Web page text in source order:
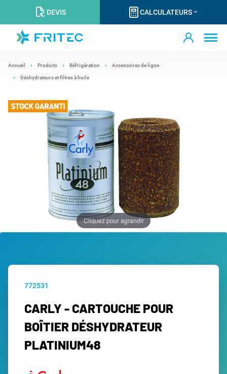
DEVIS CALCULATEURS
Accueil Produits Réfrigération Accessoires de ligne
Déshydrateurs et filtres à huile
Cliquez pour agrandir
772531
CARLY - CARTOUCHE POUR
BOÎTIER DÉSHYDRATEUR
PLATINIUM48